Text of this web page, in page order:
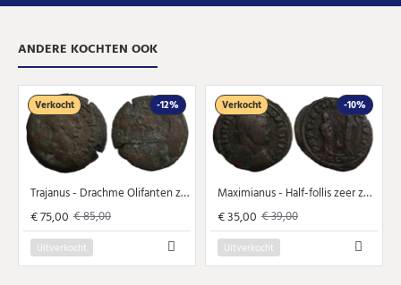
ANDERE KOCHTEN OOK
-12%
Verkocht
Trajanus - Drachme Olifanten zeer zeldzaam, grote munt 35 mm! (JA2353)
€ 75,00 € 85,00
Uitverkocht
-10%
Verkocht
Maximianus - Half-follis zeer zeldzaam! (JA2354)
€ 35,00 € 39,00
Uitverkocht